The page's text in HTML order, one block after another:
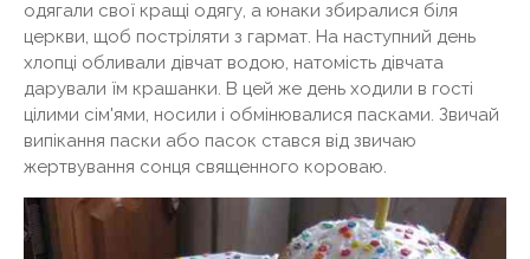
одягали свої кращі одягу, а юнаки збиралися біля
церкви, щоб постріляти з гармат. На наступний день
хлопці обливали дівчат водою, натомість дівчата
дарували їм крашанки. В цей же день ходили в гості
цілими сім'ями, носили і обмінювалися пасками. Звичай
випікання паски або пасок стався від звичаю
жертвування сонця священного короваю.